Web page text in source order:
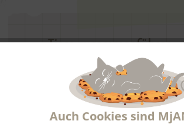
Tiere zusammenführen
das
Katzen zusammenführen? Ob
Hund & Katze – erfahre, wie du
aneinander gewöhnst und
Auch Cookies sind